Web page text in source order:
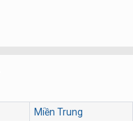
Miền Trung